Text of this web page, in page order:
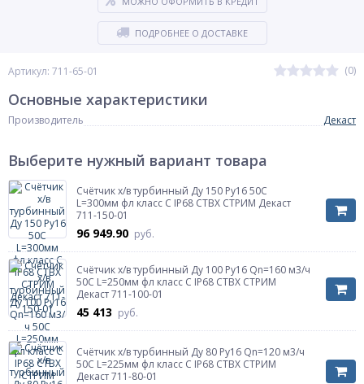
Артикул: 711-65-01 (0)
ПОДРОБНЕЕ О ДОСТАВКЕ
Основные характеристики
Производитель Декаст
Выберите нужный вариант товара
Счётчик х/в турбинный Ду 150 Ру16 50С
L=300мм фл класс C IP68 СТВХ СТРИМ Декаст
711-150-01
96 949.90 руб.
Счётчик х/в турбинный Ду 100 Ру16 Qn=160 м3/ч
50С L=250мм фл класс C IP68 СТВХ СТРИМ
Декаст 711-100-01
45 413 руб.
Счётчик х/в турбинный Ду 80 Ру16 Qn=120 м3/ч
50С L=225мм фл класс C IP68 СТВХ СТРИМ
Декаст 711-80-01